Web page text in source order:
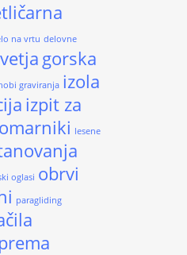
na vrtu delovne
gorska
graviranja izola
izpit za
lesene
oglasi obrvi
paragliding